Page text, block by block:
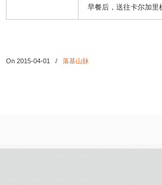
早餐后，送往卡尔加里
On 2015-04-01 / 落基山脉